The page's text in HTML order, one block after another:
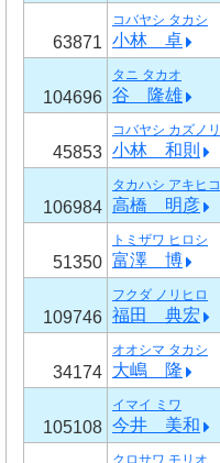
63871
コバヤシ タカシ
小林 卓
104696
タニ タカオ
谷 隆雄
45853
コバヤシ カズノリ
小林 和則
106984
タカハシ アキヒコ
高橋 明彦
51350
トミザワ ヒロシ
富澤 博
109746
フクダ ノリヒロ
福田 典宏
34174
オオシマ タカシ
大嶋 隆
105108
イマイ ミワ
今井 美和